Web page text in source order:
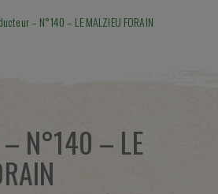
: – N°140 – LE MALZIEU FORAIN
N°140 – LE